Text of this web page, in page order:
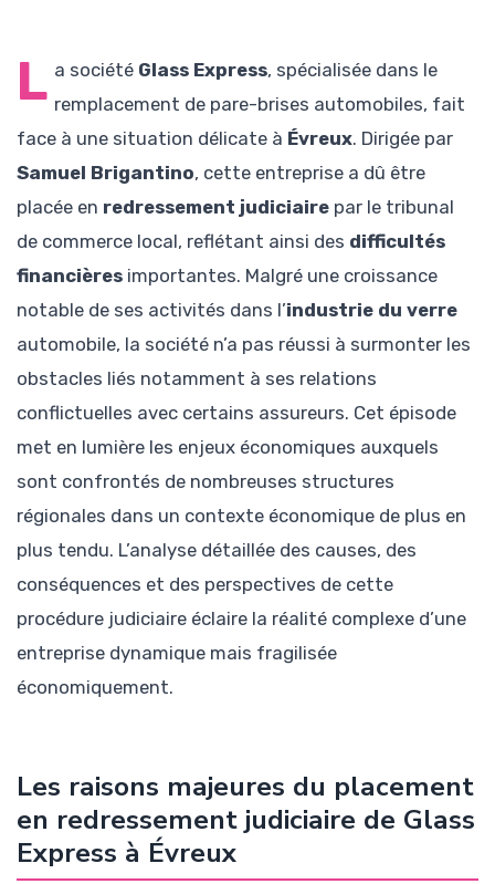
L a société Glass Express, spécialisée dans le
remplacement de pare-brises automobiles, fait
face à une situation délicate à Évreux. Dirigée par
Samuel Brigantino, cette entreprise a dû être
placée en redressement judiciaire par le tribunal
de commerce local, reflétant ainsi des difficultés
financières importantes. Malgré une croissance
notable de ses activités dans l’industrie du verre
automobile, la société n’a pas réussi à surmonter les
obstacles liés notamment à ses relations
conflictuelles avec certains assureurs. Cet épisode
met en lumière les enjeux économiques auxquels
sont confrontés de nombreuses structures
régionales dans un contexte économique de plus en
plus tendu. L’analyse détaillée des causes, des
conséquences et des perspectives de cette
procédure judiciaire éclaire la réalité complexe d’une
entreprise dynamique mais fragilisée
économiquement.
Les raisons majeures du placement
en redressement judiciaire de Glass
Express à Évreux